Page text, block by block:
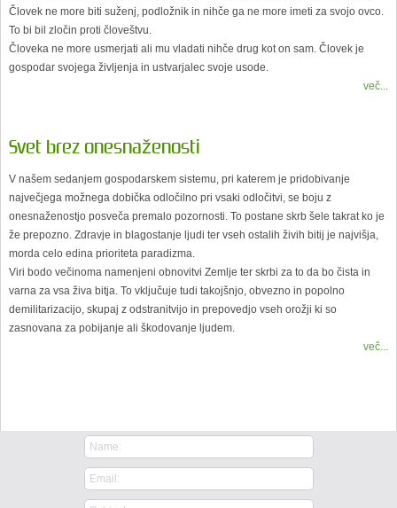
Človek ne more biti suženj, podložnik in nihče ga ne more imeti za svojo ovco.
To bi bil zločin proti človeštvu.
Človeka ne more usmerjati ali mu vladati nihče drug kot on sam. Človek je
gospodar svojega življenja in ustvarjalec svoje usode.
več...
Svet brez onesnaženosti
V našem sedanjem gospodarskem sistemu, pri katerem je pridobivanje
največjega možnega dobička odločilno pri vsaki odločitvi, se boju z
onesnaženostjo posveča premalo pozornosti. To postane skrb šele takrat ko je
že prepozno. Zdravje in blagostanje ljudi ter vseh ostalih živih bitij je najvišja,
morda celo edina prioriteta paradizma.
Viri bodo večinoma namenjeni obnovitvi Zemlje ter skrbi za to da bo čista in
varna za vsa živa bitja. To vključuje tudi takojšnjo, obvezno in popolno
demilitarizacijo, skupaj z odstranitvijo in prepovedjo vseh orožji ki so
zasnovana za pobijanje ali škodovanje ljudem.
več...